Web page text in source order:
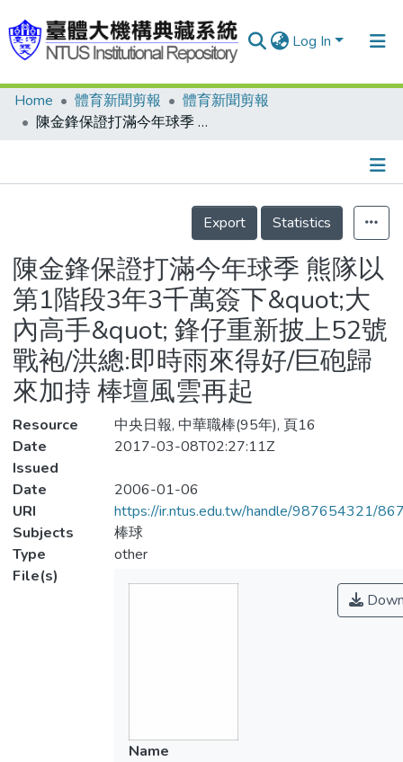
Log In
Communities & Collections
Statistics
Home 體育新聞剪報
體育新聞剪報
陳金鋒保證打滿今年球季 熊隊以第1階段3年3千萬簽下&quot;大內高手&quot; 鋒仔重新披上52號戰袍/洪總:即時雨來得好/巨砲歸來加持 棒壇風雲再起
Details
Export
Statistics
陳金鋒保證打滿今年球季 熊隊以
第1階段3年3千萬簽下&quot;大
內高手&quot; 鋒仔重新披上52號
戰袍/洪總:即時雨來得好/巨砲歸
來加持 棒壇風雲再起
Resource
中央日報, 中華職棒(95年), 頁16
Date
Issued
2017-03-08T02:27:11Z
Date
2006-01-06
URI
https://ir.ntus.edu.tw/handle/987654321/
Subjects
棒球
Type
other
File(s)
Name